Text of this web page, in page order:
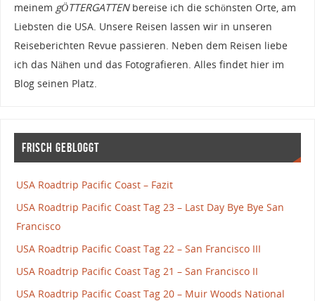
meinem gÖTTERGATTENbereise ich die schönsten Orte, am
Liebsten die USA. Unsere Reisen lassen wir in unseren
Reiseberichten Revue passieren. Neben dem Reisen liebe
ich das Nähen und das Fotografieren. Alles findet hier im
Blog seinen Platz.
Frisch gebloggt
USA Roadtrip Pacific Coast – Fazit
USA Roadtrip Pacific Coast Tag 23 – Last Day Bye Bye San
Francisco
USA Roadtrip Pacific Coast Tag 22 – San Francisco III
USA Roadtrip Pacific Coast Tag 21 – San Francisco II
USA Roadtrip Pacific Coast Tag 20 – Muir Woods National